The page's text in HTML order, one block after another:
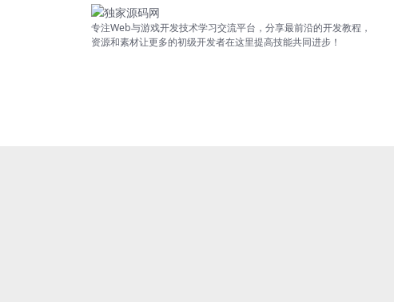
专注Web与游戏开发技术学习交流平台，分享最前沿的开发教程，
资源和素材让更多的初级开发者在这里提高技能共同进步！